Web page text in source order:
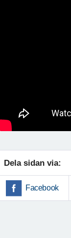
Dela sidan via:
Facebook